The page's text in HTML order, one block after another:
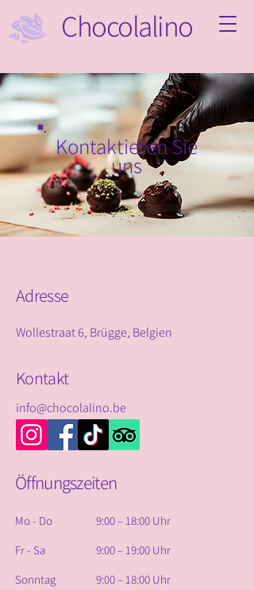
Chocolalino
Kontaktieren Sie
uns
Adresse
Wollestraat 6, Brügge, Belgien
Kontakt
info@chocolalino.be
Öffnungszeiten
Mo - Do
9:00 – 18:00 Uhr
Fr - Sa
9:00 – 19:00 Uhr
Sonntag
9:00 – 18:00 Uhr